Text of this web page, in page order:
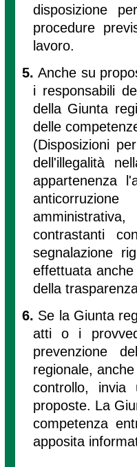
disposizione
procedure
lavoro.
5.Anche su
i responsabili
della Giunta
delle
(Disposizioni
dell'illegalità
appartenenza
contrastanti
segnalazione
effettuata
della
6. Se la Giunta
atti o i
prevenzione
regionale,
controllo, invia
proposte. La
competenza
apposita